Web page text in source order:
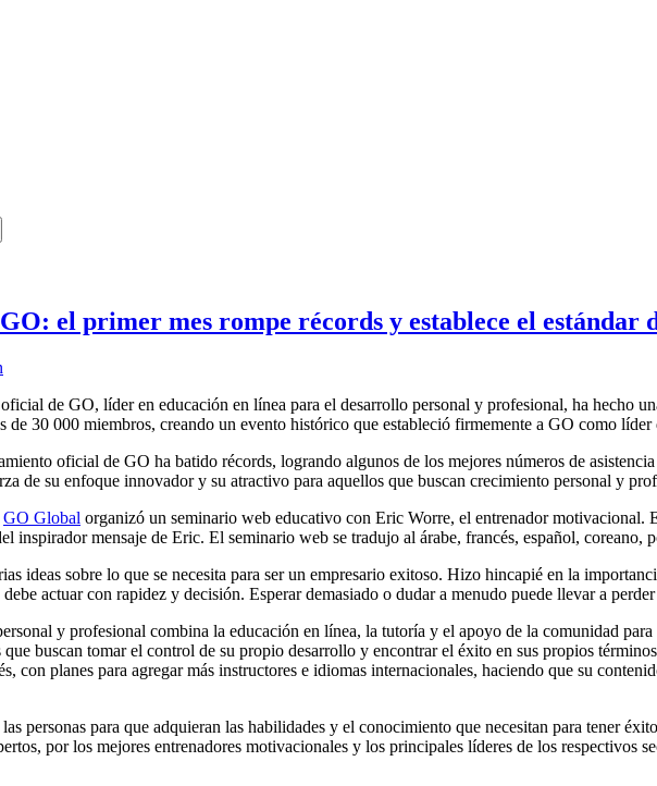
el primer mes rompe récords y establece el estándar
de GO, líder en educación en línea para el desarrollo personal y profesional, ha hecho
de 30 000 miembros, creando un evento histórico que estableció firmemente a GO como
oficial de GO ha batido récords, logrando algunos de los mejores números de
de su enfoque innovador y su atractivo para aquellos que buscan crecimiento personal y
GO Global organizó un seminario web educativo con Eric Worre, el entrenador motivacional.
inspirador mensaje de Eric. El seminario web se tradujo al árabe, francés, español, coreano,
ideas sobre lo que se necesita para ser un empresario exitoso. Hizo hincapié en la
actuar con rapidez y decisión. Esperar demasiado o dudar a menudo puede llevar a
y profesional combina la educación en línea, la tutoría y el apoyo de la comunidad
buscan tomar el control de su propio desarrollo y encontrar el éxito en sus propios
con planes para agregar más instructores e idiomas internacionales, haciendo que su
personas para que adquieran las habilidades y el conocimiento que necesitan para tener
por los mejores entrenadores motivacionales y los principales líderes de los respectivos